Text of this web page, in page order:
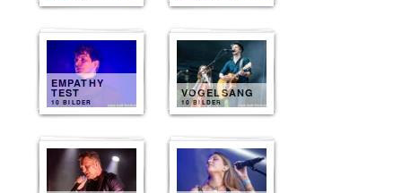
EMPATHY
TEST
10 BILDER
VOGELSANG
10 BILDER